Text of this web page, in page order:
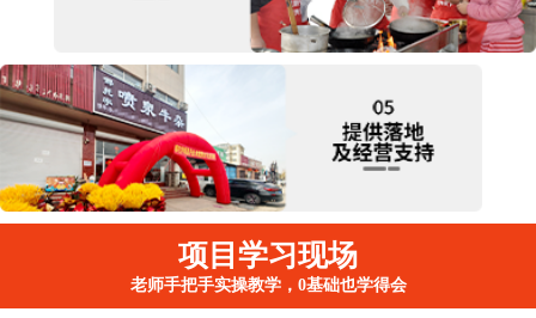
项目学习现场
老师手把手实操教学，0基础也学得会